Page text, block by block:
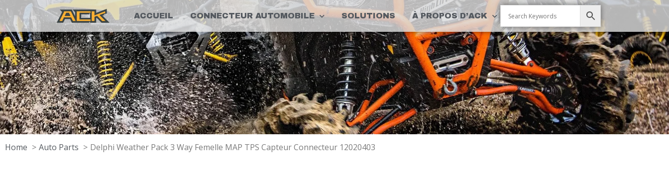
ACCUEIL CONNECTEUR AUTOMOBILE SOLUTIONS À PROPOS D’ACK
Home Auto Parts Delphi Weather Pack 3 Way Femelle MAP TPS Capteur Connecteur 12020403